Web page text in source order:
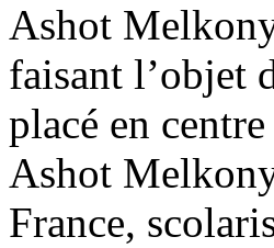
Ashot
faisant l’objet
placé en
Ashot
France,